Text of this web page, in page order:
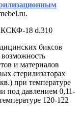
КСКФ-18 d.310
биксов
и материалов
стерилизаторах
при температуре
под давлением 0,11-
120-122